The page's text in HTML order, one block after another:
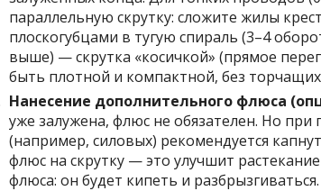
параллельную скрутку: сложите жилы
плоскогубцами в тугую спираль (3–4
выше) — скрутка «косичкой» (прямое
быть плотной и компактной, без торчащих
Нанесение дополнительного флюса
уже залужена, флюс не обязателен. Но
(например, силовых) рекомендуется
флюс на скрутку — это улучшит
флюса: он будет кипеть и разбрызгиваться.